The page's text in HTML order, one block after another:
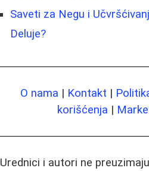
Saveti za Negu i
Deluje?
O nama | Kontakt |
korišćenja |
Urednici i autori ne